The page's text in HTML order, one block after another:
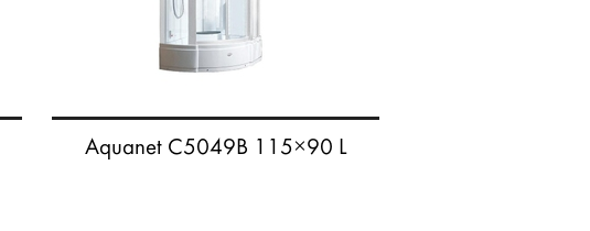
Aquanet C5049B 115×90 L